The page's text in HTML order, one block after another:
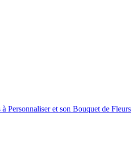
Personnaliser et son Bouquet de Fleurs